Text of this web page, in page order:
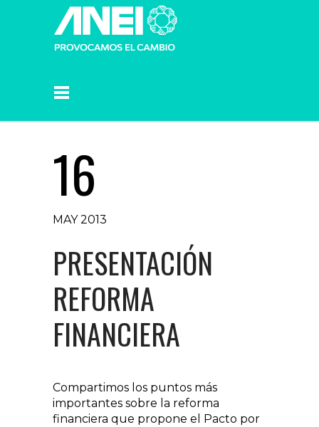
16
MAY 2013
PRESENTACIÓN
REFORMA
FINANCIERA
Compartimos los puntos más
importantes sobre la reforma
financiera que propone el Pacto por